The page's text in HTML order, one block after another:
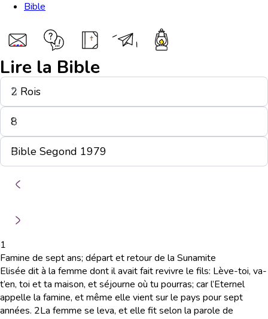
Bible
Lire la Bible
1
Famine de sept ans; départ et retour de la Sunamite
Elisée dit à la femme dont il avait fait revivre le fils: Lève-toi, va-
t’en, toi et ta maison, et séjourne où tu pourras; car l’Eternel
appelle la famine, et même elle vient sur le pays pour sept
années. 2La femme se leva, et elle fit selon la parole de